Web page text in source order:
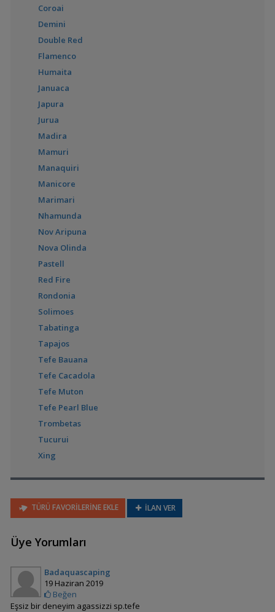
(Altın Cüce)
(Çizgili Cüce Cichlid)
Coroai
Demini
Double Red
Flamenco
Humaita
Januaca
Japura
Jurua
Madira
Mamuri
Manaquiri
Manicore
Marimari
Nhamunda
Nov Aripuna
Nova Olinda
Pastell
Red Fire
Rondonia
Solimoes
Tabatinga
Tapajos
Tefe Bauana
Tefe Cacadola
Tefe Muton
Tefe Pearl Blue
Trombetas
Tucurui
Xing
TÜRÜ FAVORİLERİNE EKLE İLAN VER
Üye Yorumları
Badaquascaping
19 Haziran 2019
Beğen
Eşsiz bir deneyim agassizzi sp.tefe